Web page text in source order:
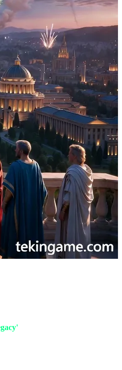
'Fixed Legacy'